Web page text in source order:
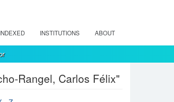
INDEXED INSTITUTIONS ABOUT
Rangel, Carlos Félix"